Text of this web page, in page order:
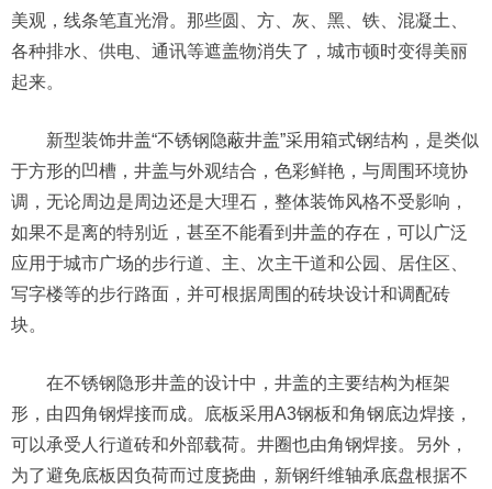
美观，线条笔直光滑。那些圆、方、灰、黑、铁、混凝土、
各种排水、供电、通讯等遮盖物消失了，城市顿时变得美丽
起来。
新型装饰井盖“不锈钢隐蔽井盖”采用箱式钢结构，是类似
于方形的凹槽，井盖与外观结合，色彩鲜艳，与周围环境协
调，无论周边是周边还是大理石，整体装饰风格不受影响，
如果不是离的特别近，甚至不能看到井盖的存在，可以广泛
应用于城市广场的步行道、主、次主干道和公园、居住区、
写字楼等的步行路面，并可根据周围的砖块设计和调配砖
块。
在不锈钢隐形井盖的设计中，井盖的主要结构为框架
形，由四角钢焊接而成。底板采用A3钢板和角钢底边焊接，
可以承受人行道砖和外部载荷。井圈也由角钢焊接。另外，
为了避免底板因负荷而过度挠曲，新钢纤维轴承底盘根据不